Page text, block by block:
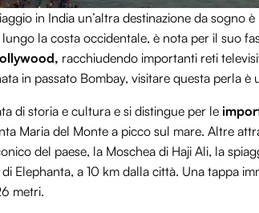
in India un’altra destinazione da sogno è
la costa occidentale, è nota per il suo
racchiudendo importanti reti
in passato Bombay, visitare questa perla è
di storia e cultura e si distingue per le
Maria del Monte a picco sul mare. Altre
del paese, la Moschea di Haji Ali, la
Elephanta, a 10 km dalla città. Una tappa
metri.